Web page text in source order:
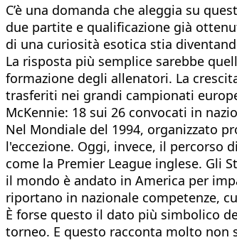
C’è una domanda che aleggia su
due partite e qualificazione già
di una curiosità esotica stia
La risposta più semplice sarebbe
formazione degli allenatori. La
trasferiti nei grandi campionati
McKennie: 18 sui 26 convocati in
Nel Mondiale del 1994, organizzato
l'eccezione. Oggi, invece, il
come la Premier League inglese. Gli
il mondo è andato in America per
riportano in nazionale competenze,
È forse questo il dato più simbolico
torneo. E questo racconta molto